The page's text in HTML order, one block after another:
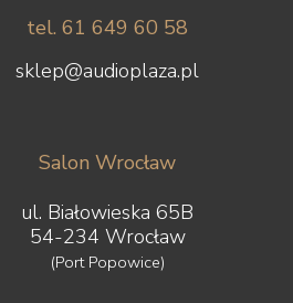
tel. 61 649 60 58
sklep@audioplaza.pl
Salon Wrocław
ul. Białowieska 65B
54-234 Wrocław
(Port Popowice)